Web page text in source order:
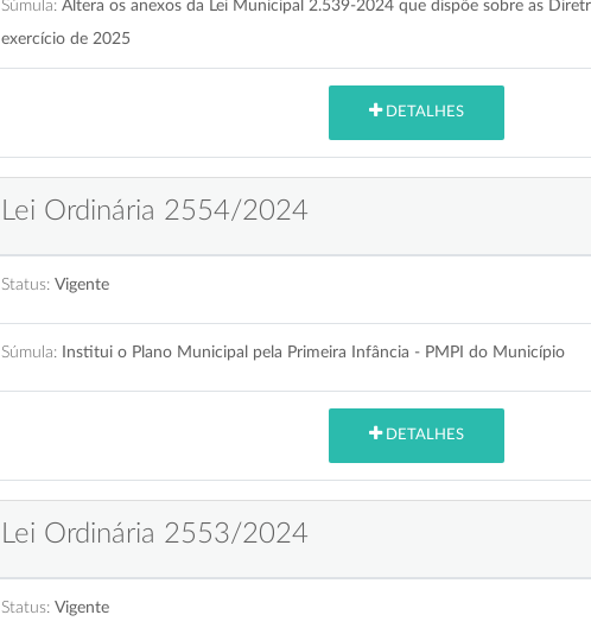
Súmula: Altera os anexos da Lei Municipal 2.539-2024 que dispõe sobre as
exercício de 2025
DETALHES
Lei Ordinária 2554/2024
Status: Vigente
Súmula: Institui o Plano Municipal pela Primeira Infância - PMPI do Município
DETALHES
Lei Ordinária 2553/2024
Status: Vigente